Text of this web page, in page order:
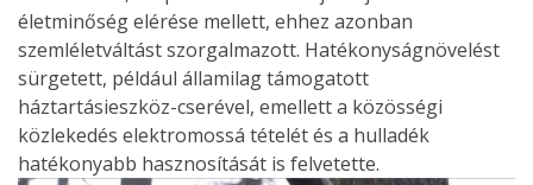
életminőség elérése mellett, ehhez azonban
szemléletváltást szorgalmazott. Hatékonyságnövelést
sürgetett, például államilag támogatott
háztartásieszköz-cserével, emellett a közösségi
közlekedés elektromossá tételét és a hulladék
hatékonyabb hasznosítását is felvetette.